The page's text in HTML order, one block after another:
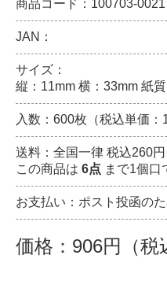
商品コード：100703-0021
JAN：
サイズ：
縦：11mm 横：33mm 紙
入数：600枚（税込単価：
送料：全国一律 税込260円
この商品は 6点 まで1個口
お支払い：ポスト投函の
価格：906円（税